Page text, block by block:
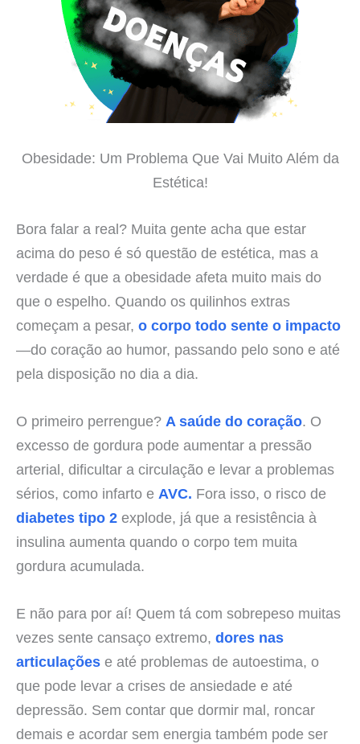
Obesidade: Um Problema Que Vai Muito Além da
Estética!
Bora falar a real? Muita gente acha que estar
acima do peso é só questão de estética, mas a
verdade é que a obesidade afeta muito mais do
que o espelho. Quando os quilinhos extras
começam a pesar, o corpo todo sente o impacto
—do coração ao humor, passando pelo sono e até
pela disposição no dia a dia.
O primeiro perrengue? A saúde do coração. O
excesso de gordura pode aumentar a pressão
arterial, dificultar a circulação e levar a problemas
sérios, como infarto e AVC. Fora isso, o risco de
diabetes tipo 2 explode, já que a resistência à
insulina aumenta quando o corpo tem muita
gordura acumulada.
E não para por aí! Quem tá com sobrepeso muitas
vezes sente cansaço extremo, dores nas
articulações e até problemas de autoestima, o
que pode levar a crises de ansiedade e até
depressão. Sem contar que dormir mal, roncar
demais e acordar sem energia também pode ser